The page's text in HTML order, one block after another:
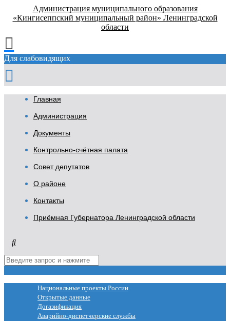
Администрация муниципального образования
«Кингисеппский муниципальный район» Ленинградской
области
Для слабовидящих
Главная
Администрация
Документы
Контрольно-счётная палата
Совет депутатов
О районе
Контакты
Приёмная Губернатора Ленинградской области
Национальные проекты России
Открытые данные
Догазификация
Аварийно-диспетчерские службы